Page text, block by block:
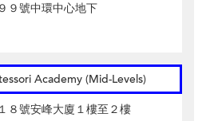
９號中環中心地下
Academy (Mid-Levels)
８號安峰大廈１樓至２樓